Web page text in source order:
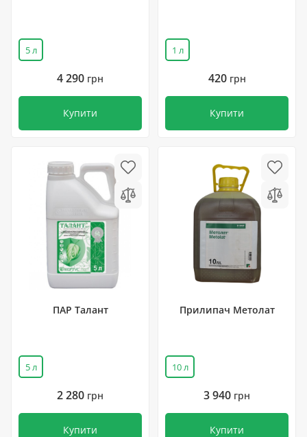
5 л
4 290 грн
Купити
1 л
420 грн
Купити
ПАР Талант
5 л
2 280 грн
Купити
Прилипач Метолат
10 л
3 940 грн
Купити